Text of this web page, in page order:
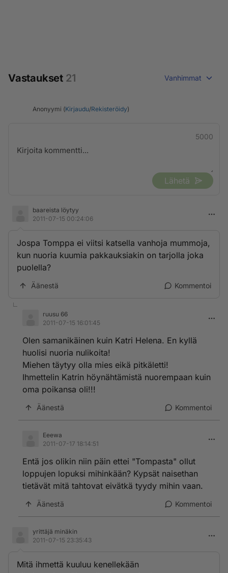
Vastaukset 21 Vanhimmat
Anonyymi (Kirjaudu/Rekisteröidy)
5000
Lähetä
baareista löytyy
2011-07-15 00:24:06
Jospa Tomppa ei viitsi katsella vanhoja mummoja,
kun nuoria kuumia pakkauksiakin on tarjolla joka
puolella?
Äänestä Kommentoi
ruusu 66
2011-07-15 16:01:45
Olen samanikäinen kuin Katri Helena. En kyllä
huolisi nuoria nulikoita!
Miehen täytyy olla mies eikä pitkäletti!
Ihmettelin Katrin höynähtämistä nuorempaan kuin
oma poikansa oli!!!
Äänestä Kommentoi
Eeewa
2011-07-17 18:14:51
Entä jos olikin niin päin ettei "Tompasta" ollut
loppujen lopuksi mihinkään? Kypsät naisethan
tietävät mitä tahtovat eivätkä tyydy mihin vaan.
Äänestä Kommentoi
yrittäjä minäkin
2011-07-15 23:35:43
Mitä ihmettä kuuluu kenellekään